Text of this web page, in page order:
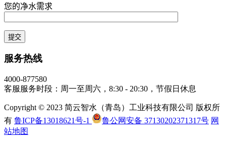
您的净水需求
服务热线
4000-877580
客服服务时段：周一至周六，8:30 - 20:30，节假日休息
Copyright © 2023 简云智水（青岛）工业科技有限公司 版权所
有 鲁ICP备13018621号-1 鲁公网安备 37130202371317号 网
站地图